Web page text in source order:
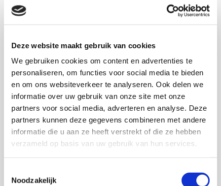
Deze website maakt gebruik van cookies
We gebruiken cookies om content en advertenties te
personaliseren, om functies voor social media te bieden
en om ons websiteverkeer te analyseren. Ook delen we
informatie over uw gebruik van onze site met onze
partners voor social media, adverteren en analyse. Deze
partners kunnen deze gegevens combineren met andere
informatie die u aan ze heeft verstrekt of die ze hebben
verzameld op basis van uw gebruik van hun services.
Noodzakelijk
02/01/2019
Welkom op mijn blog
Lees meer